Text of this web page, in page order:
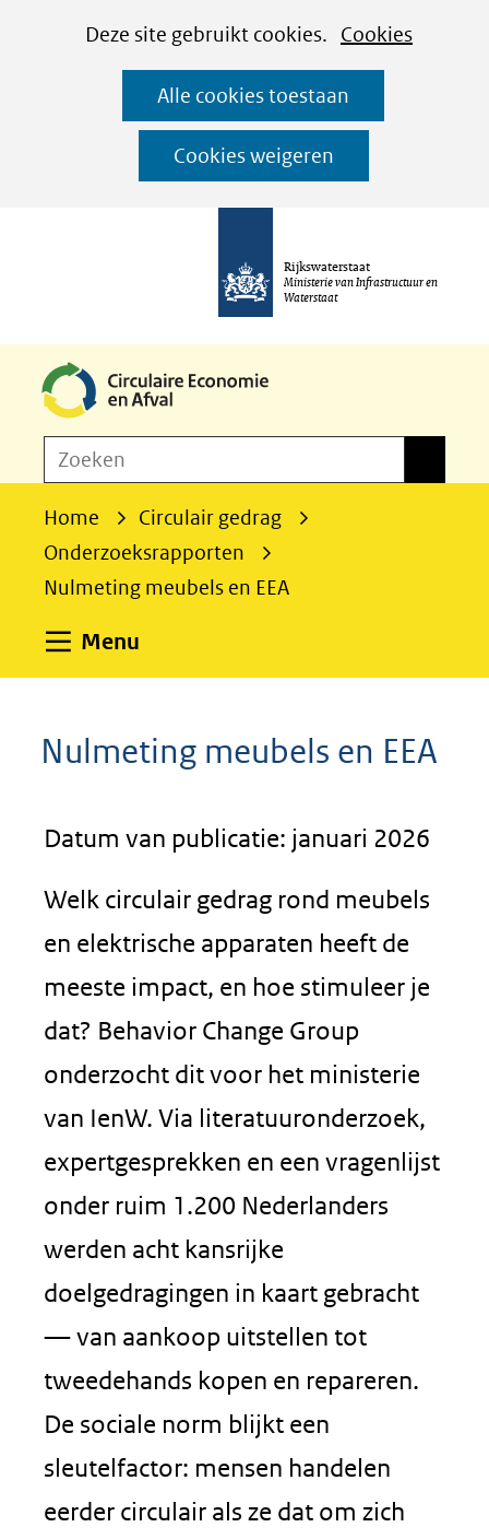
CookiesDeze site gebruikt cookies. Cookies
worden
toegestaan
geweigerd.
Alle cookies toestaan
Cookies weigeren
Ga
naar
de
inhoud
Rijkswaterstaat
Ministerie van Infrastructuur en
Waterstaat
o
Zoeken
Home
Circulair gedrag
Onderzoeksrapporten
Nulmeting meubels en EEA
Menu
Nulmeting meubels en EEA
Datum van publicatie: januari 2026
Welk circulair gedrag rond meubels
en elektrische apparaten heeft de
meeste impact, en hoe stimuleer je
dat? Behavior Change Group
onderzocht dit voor het ministerie
van IenW. Via literatuuronderzoek,
expertgesprekken en een vragenlijst
onder ruim 1.200 Nederlanders
werden acht kansrijke
doelgedragingen in kaart gebracht
— van aankoop uitstellen tot
tweedehands kopen en repareren.
De sociale norm blijkt een
sleutelfactor: mensen handelen
eerder circulair als ze dat om zich